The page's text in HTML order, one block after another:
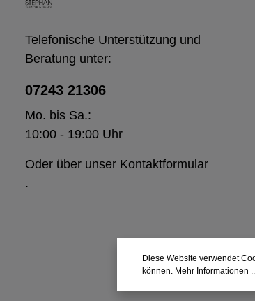
Telefonische Unterstützung und
Beratung unter:
07243 21306
Mo. bis Sa.:
10:00 - 19:00 Uhr
Oder über unser Kontaktformular
.
Diese Website verwendet
können. Mehr Informationen ...